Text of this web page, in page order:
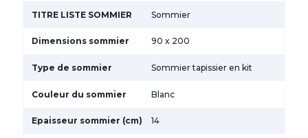
TITRE LISTE SOMMIER Sommier
Dimensions sommier 90 x 200
Type de sommier Sommier tapissier en kit
Couleur du sommier Blanc
Epaisseur sommier (cm) 14